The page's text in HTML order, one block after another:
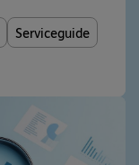
Serviceguide